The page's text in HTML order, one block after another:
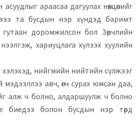
араасаа дагуулах нөхцөлийг
та бусдын нэр хүндэд баримт
доромжилсон бол Зөрчлийн
хариуцлага хүлээх хуулийн
хэлэхэд, нийгмийн нийтийн сүлжээг
мэдээллээ авч, өгч сурах юмсан даа,
алж ч болно, алдаршуулж ч болно
биедээ болон бусдын нэр төрд